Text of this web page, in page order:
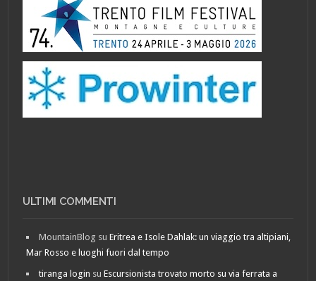
ULTIMI COMMENTI
MountainBlog suEritrea e Isole Dahlak: un viaggio tra altipiani,
Mar Rosso e luoghi fuori dal tempo
tiranga login suEscursionista trovato morto su via ferrata a